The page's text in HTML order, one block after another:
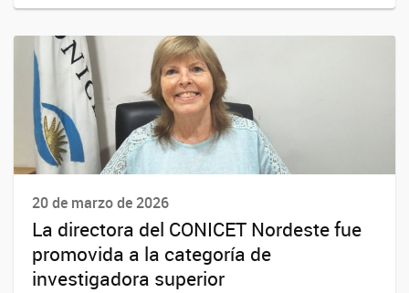
20 de marzo de 2026
La directora del CONICET Nordeste fue
promovida a la categoría de
investigadora superior